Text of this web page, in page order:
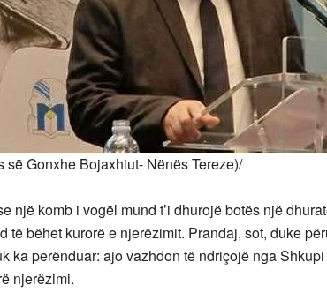
së Gonxhe Bojaxhiut- Nënës Tereze)/
një komb i vogël mund t’i dhurojë botës një
të bëhet kurorë e njerëzimit. Prandaj, sot, duke
ka perënduar: ajo vazhdon të ndriçojë nga
njerëzimi.